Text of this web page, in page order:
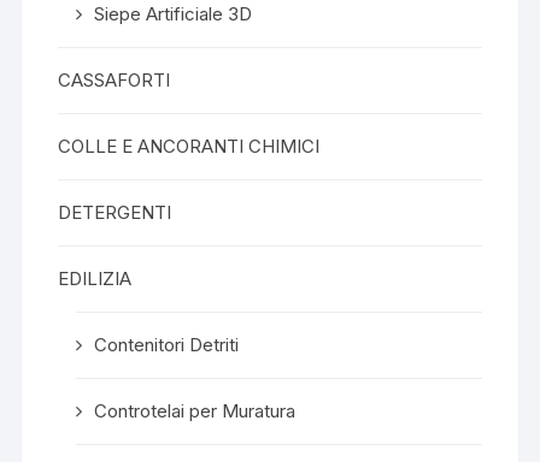
Siepe Artificiale 3D
CASSAFORTI
COLLE E ANCORANTI CHIMICI
DETERGENTI
EDILIZIA
Contenitori Detriti
Controtelai per Muratura